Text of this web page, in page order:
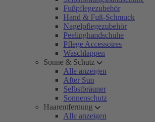
Fußpflegezubehör
Hand & Fuß-Schmuck
Nagelpflegezubehör
Peelinghandschuhe
Pflege Accessoires
Waschlappen
Sonne & Schutz
Alle anzeigen
After Sun
Selbstbräuner
Sonnenschutz
Haarentfernung
Alle anzeigen